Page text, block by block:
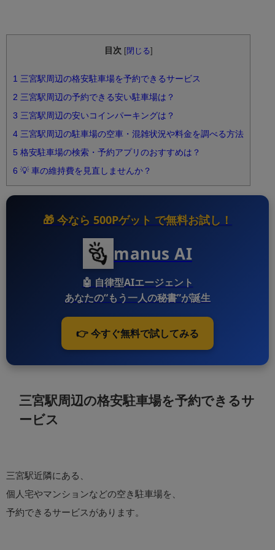
目次 閉じる
1 三宮駅周辺の格安駐車場を予約できるサービス
2 三宮駅周辺の予約できる安い駐車場は？
3 三宮駅周辺の安いコインパーキングは？
4 三宮駅周辺の駐車場の空車・混雑状況や料金を調べる方法
5 格安駐車場の検索・予約アプリのおすすめは？
6 💡 車の維持費を見直しませんか？
🎁 今なら 500Pゲット で無料お試し！
manus AI
🤖 自律型AIエージェント
あなたの“もう一人の秘書”が誕生
👉 今すぐ無料で試してみる
三宮駅周辺の格安駐車場を予約できるサ
ービス
三宮駅近隣にある、
個人宅やマンションなどの空き駐車場を、
予約できるサービスがあります。